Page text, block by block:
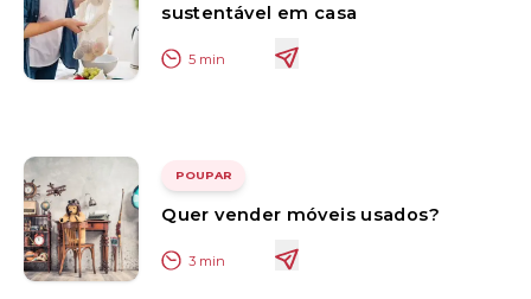
sustentável em casa
5 min
POUPAR
Quer vender móveis usados?
3 min